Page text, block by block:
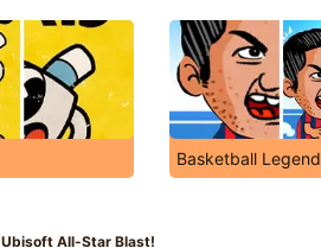
Basketball
Ubisoft All-Star Blast!